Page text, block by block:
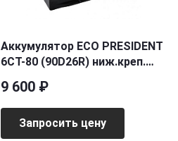
Аккумулятор ECO PRESIDENT
6СТ-80 (90D26R) ниж.креп.
9 600 ₽
Запросить цену